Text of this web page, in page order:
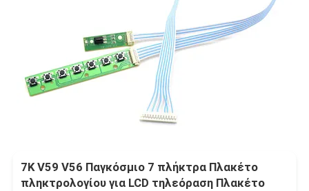
7K V59 V56 Παγκόσμιο 7 πλήκτρα Πλακέτο
πληκτρολογίου για LCD τηλεόραση Πλακέτο